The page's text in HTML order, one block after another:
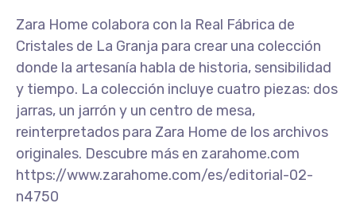
Zara Home colabora con la Real Fábrica de
Cristales de La Granja para crear una colección
donde la artesanía habla de historia, sensibilidad
y tiempo. La colección incluye cuatro piezas: dos
jarras, un jarrón y un centro de mesa,
reinterpretados para Zara Home de los archivos
originales. Descubre más en zarahome.com
https://www.zarahome.com/es/editorial-02-
n4750